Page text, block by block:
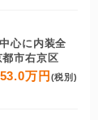
心に内装全
市右京区
万円 (税別)